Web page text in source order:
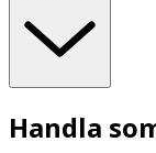
Handla